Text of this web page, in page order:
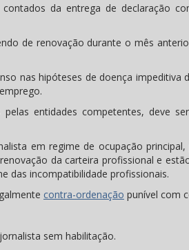
da entrega de declaração
de renovação durante o mês
nas hipóteses de doença impeditiva
entidades competentes, deve
em regime de ocupação principal,
da carteira profissional e
das incompatibilidade profissionais.
contra-ordenação punível com
sem habilitação.